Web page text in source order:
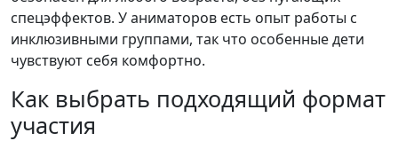
спецэффектов. У аниматоров есть опыт работы с
инклюзивными группами, так что особенные дети
чувствуют себя комфортно.
Как выбрать подходящий формат
участия